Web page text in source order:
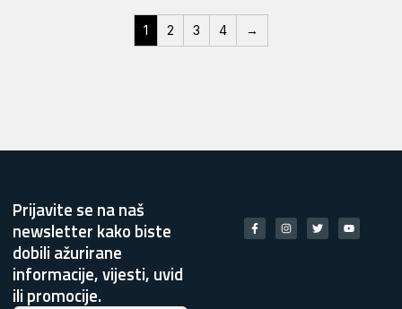
1 2 3 4 →
Prijavite se na naš
newsletter kako biste
dobili ažurirane
informacije, vijesti, uvid
ili promocije.